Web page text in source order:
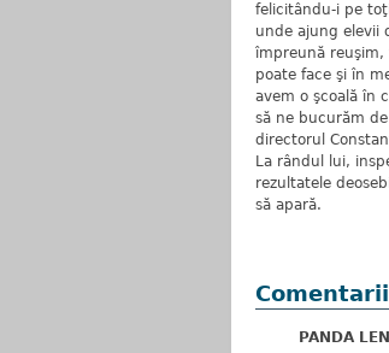
felicitându-i pe
unde ajung elevii
împreună
poate face şi în
avem o şcoală în
să ne bucurăm
directorul
La rândul lui,
rezultatele
să apară.
Comentarii
PANDA